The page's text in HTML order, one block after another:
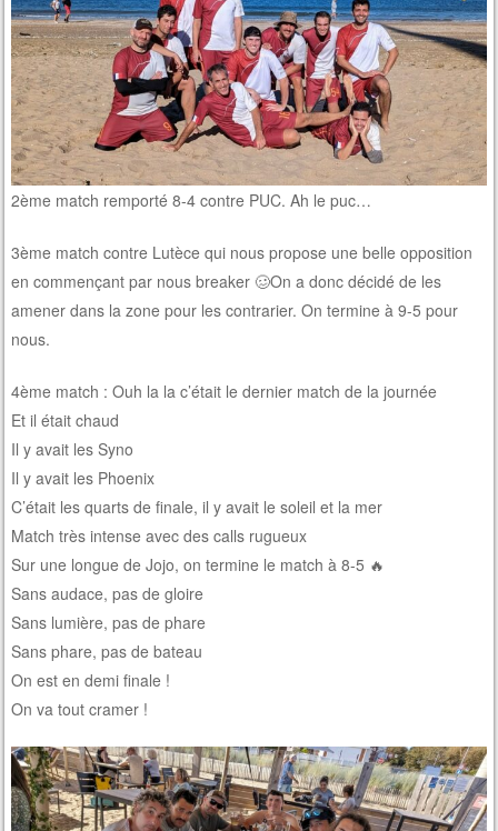
2ème match remporté 8-4 contre PUC. Ah le puc…
3ème match contre Lutèce qui nous propose une belle opposition
en commençant par nous breaker 🥴On a donc décidé de les
amener dans la zone pour les contrarier. On termine à 9-5 pour
nous.
4ème match : Ouh la la c’était le dernier match de la journée
Et il était chaud
Il y avait les Syno
Il y avait les Phoenix
C’était les quarts de finale, il y avait le soleil et la mer
Match très intense avec des calls rugueux
Sur une longue de Jojo, on termine le match à 8-5 🔥
Sans audace, pas de gloire
Sans lumière, pas de phare
Sans phare, pas de bateau
On est en demi finale !
On va tout cramer !